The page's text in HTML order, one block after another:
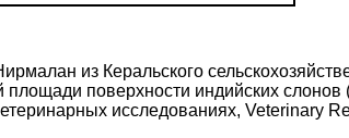
из Керальского
поверхности индийских
исследованиях, Veterinary